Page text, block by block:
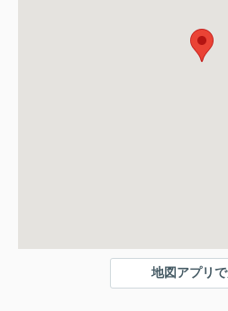
地図アプリ